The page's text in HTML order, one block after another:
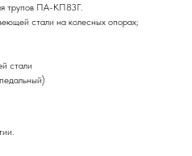
трупов ПА-КП83Г.
стали на колесных опорах;
стали